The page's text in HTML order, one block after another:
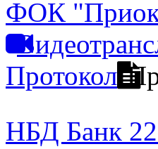
ФОК
Протокол
НБД Банк